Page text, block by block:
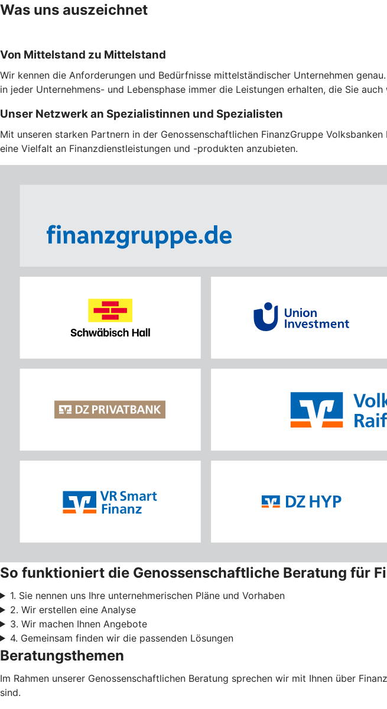
Was uns auszeichnet
Von Mittelstand zu Mittelstand
Wir kennen die Anforderungen und Bedürfnisse mittelständischer Unternehmen
in jeder Unternehmens- und Lebensphase immer die Leistungen erhalten, die Sie
Unser Netzwerk an Spezialistinnen und Spezialisten
Mit unseren starken Partnern in der Genossenschaftlichen FinanzGruppe
eine Vielfalt an Finanzdienstleistungen und -produkten anzubieten.
So funktioniert die Genossenschaftliche Beratung für
1. Sie nennen uns Ihre unternehmerischen Pläne und Vorhaben
2. Wir erstellen eine Analyse
3. Wir machen Ihnen Angebote
4. Gemeinsam finden wir die passenden Lösungen
Beratungsthemen
Im Rahmen unserer Genossenschaftlichen Beratung sprechen wir mit Ihnen über
sind.